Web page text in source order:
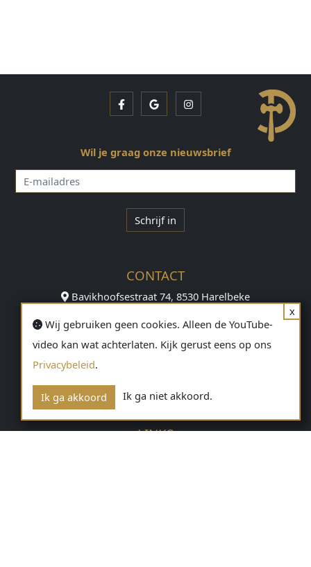
FacebookGoogle Instagram
Wil je graag onze nieuwsbrief
mailadres
Schrijf in
CONTACT
Bavikhoofsestraat 74, 8530 Harelbeke
info@debaveye.be
OPENINGSUREN
13u30 - 18u00
LINKS
x
Wij gebruiken geen cookies. Alleen de YouTube-
video kan wat achterlaten. Kijk gerust eens op ons
Privacybeleid.
Ik ga akkoord Ik ga niet akkoord.